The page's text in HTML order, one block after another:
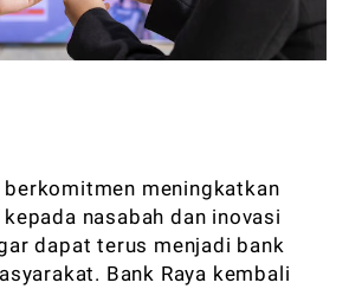
berkomitmen meningkatkan
nasabah dan inovasi
dapat terus menjadi bank
Bank Raya kembali